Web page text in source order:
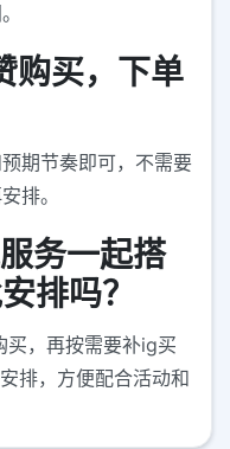
购买，下单
期节奏即可，不需要
排。
务一起搭
排吗？
买，再按需要补ig买
排，方便配合活动和